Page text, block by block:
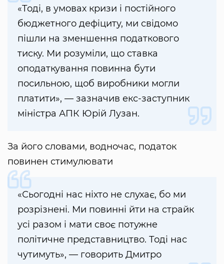
«Тоді, в умовах кризи і постійного
бюджетного дефіциту, ми свідомо
пішли на зменшення податкового
тиску. Ми розуміли, що ставка
оподаткування повинна бути
посильною, щоб виробники могли
платити», — зазначив екс-заступник
міністра АПК Юрій Лузан.
За його словами, водночас, податок
повинен стимулювати
«Сьогодні нас ніхто не слухає, бо ми
розрізнені. Ми повинні йти на страйк
усі разом і мати своє потужне
політичне представництво. Тоді нас
чутимуть», — говорить Дмитро